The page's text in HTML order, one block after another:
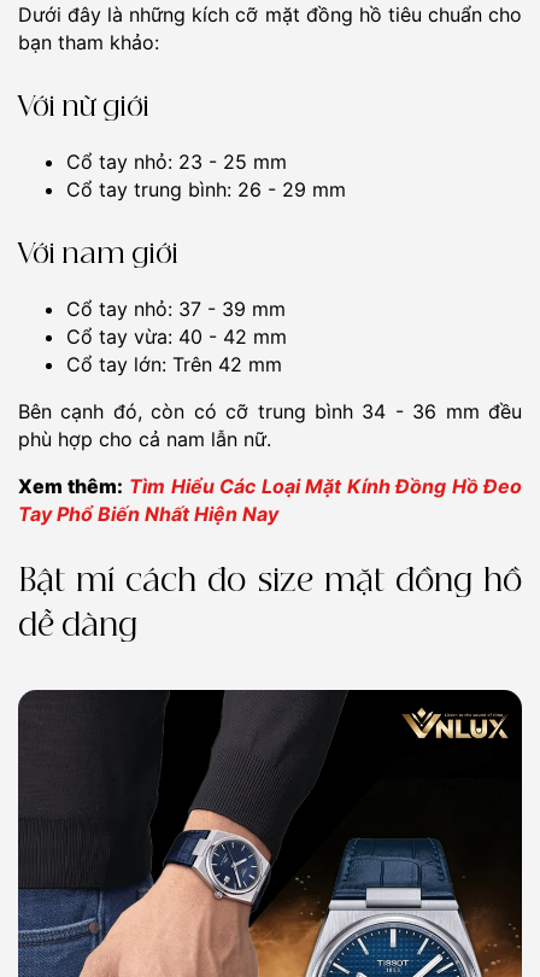
Dưới đây là những kích cỡ mặt đồng hồ tiêu chuẩn cho
bạn tham khảo:
Với nữ giới
Cổ tay nhỏ: 23 - 25 mm
Cổ tay trung bình: 26 - 29 mm
Với nam giới
Cổ tay nhỏ: 37 - 39 mm
Cổ tay vừa: 40 - 42 mm
Cổ tay lớn: Trên 42 mm
Bên cạnh đó, còn có cỡ trung bình 34 - 36 mm đều
phù hợp cho cả nam lẫn nữ.
Xem thêm: Tìm Hiểu Các Loại Mặt Kính Đồng Hồ Đeo
Tay Phổ Biến Nhất Hiện Nay
Bật mí cách đo size mặt đồng hồ
dễ dàng